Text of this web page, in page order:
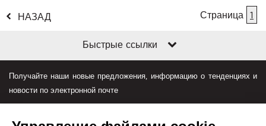
НАЗАД Страница 1
Быстрые ссылки
Получайте наши новые предложения, информацию о тенденциях и
новости по электронной почте